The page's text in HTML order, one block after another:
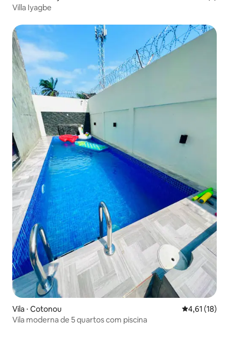
Villa Iyagbe
Vila ⋅ Cotonou 4,61 de uma
4,61 (18)
Vila moderna de 5 quartos com piscina